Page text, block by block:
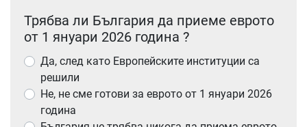
Трябва ли България да приеме еврото
от 1 януари 2026 година ?
Да, след като Европейските институции са
решили
Не, не сме готови за еврото от 1 януари 2026
година